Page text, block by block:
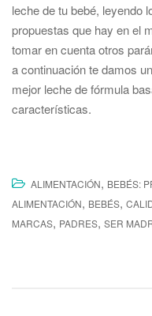
leche de tu bebé, leyendo
propuestas que hay en el
tomar en cuenta otros
a continuación te damos
mejor leche de fórmula
características.
ALIMENTACIÓN, BEBÉS:
ALIMENTACIÓN, BEBÉS,
MARCAS, PADRES, SER